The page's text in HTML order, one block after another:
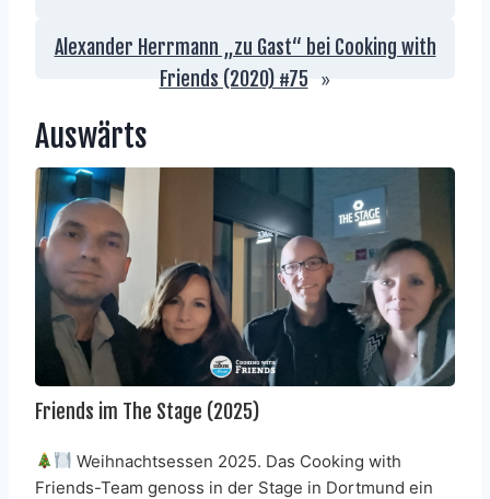
Alexander Herrmann „zu Gast“ bei Cooking with
Friends (2020) #75
»
Auswärts
Friends im The Stage (2025)
Weihnachtsessen 2025. Das Cooking with
Friends-Team genoss in der Stage in Dortmund ein